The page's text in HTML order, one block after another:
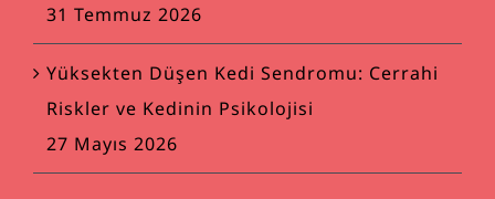
31 Temmuz 2026
Yüksekten Düşen Kedi Sendromu: Cerrahi
Riskler ve Kedinin Psikolojisi
27 Mayıs 2026